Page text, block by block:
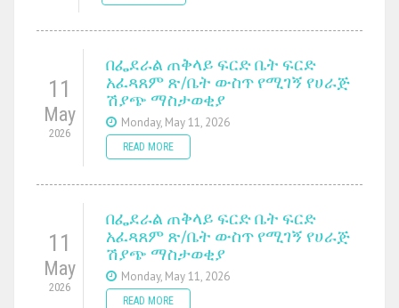
11
May
2026
በፌደራል ጠቅላይ ፍርድ ቤት ፍርድ
አፈጻጸም ጽ/ቤት ውስጥ የሚገኝ የሀራጅ
ሽያጭ ማስታወቂያ
Monday, May 11, 2026
READ MORE
11
May
2026
በፌደራል ጠቅላይ ፍርድ ቤት ፍርድ
አፈጻጸም ጽ/ቤት ውስጥ የሚገኝ የሀራጅ
ሽያጭ ማስታወቂያ
Monday, May 11, 2026
READ MORE